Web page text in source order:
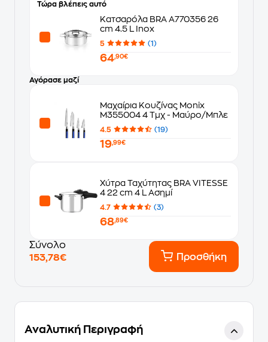
Τώρα βλέπεις αυτό
Κατσαρόλα BRA A770356 26
cm 4.5 L Inox
5 (1)
64,90€
Αγόρασε μαζί
Μαχαίρια Κουζίνας Monix
M355004 4 Τμχ - Μαύρο/Μπλε
4.5 (19)
19,99€
Χύτρα Ταχύτητας BRA VITESSE
4 22 cm 4 L Ασημί
4.7 (3)
68,89€
Σύνολο
153,78€
Προσθήκη
Αναλυτική Περιγραφή